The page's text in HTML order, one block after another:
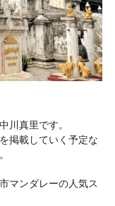
川真里です。
掲載していく予定な
マンダレーの人気ス